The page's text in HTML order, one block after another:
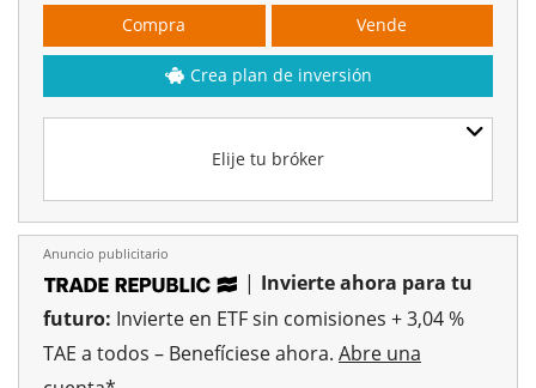
Elije tu bróker
Compra Vende
Crea plan de inversión
Anuncio publicitario
| Invierte ahora para tu
futuro: Invierte en ETF sin comisiones + 3,04 %
TAE a todos – Benefíciese ahora. Abre una